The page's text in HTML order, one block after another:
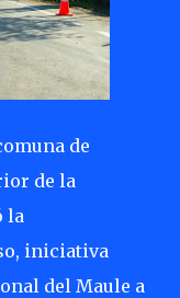
de
de la
la
iniciativa
del Maule a